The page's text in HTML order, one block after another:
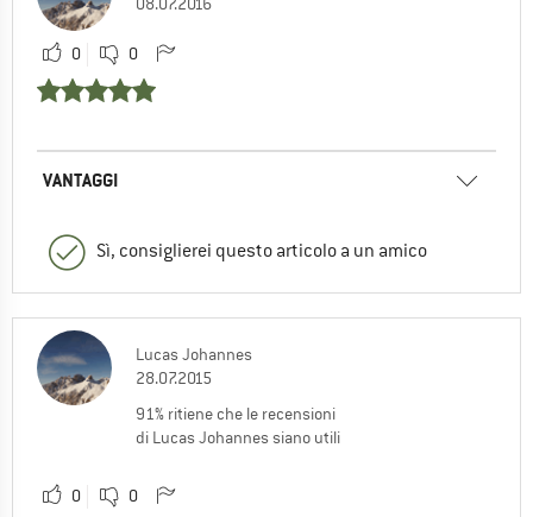
0 0
VANTAGGI
Sì, consiglierei questo articolo a un amico
Lucas Johannes
28.07.2015
91% ritiene che le recensioni
di Lucas Johannes siano utili
0 0